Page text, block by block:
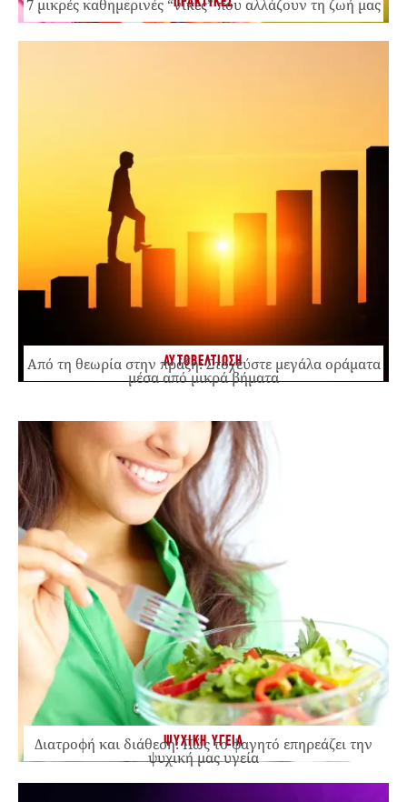
7 μικρές καθημερινές “νίκες” που αλλάζουν τη ζωή μας
ΑΥΤΟΒΕΛΤΙΩΣΗ
Από τη θεωρία στην πράξη: Στοχεύστε μεγάλα οράματα
μέσα από μικρά βήματα
ΨΥΧΙΚΗ ΥΓΕΙΑ
Διατροφή και διάθεση: Πώς το φαγητό επηρεάζει την
ψυχική μας υγεία